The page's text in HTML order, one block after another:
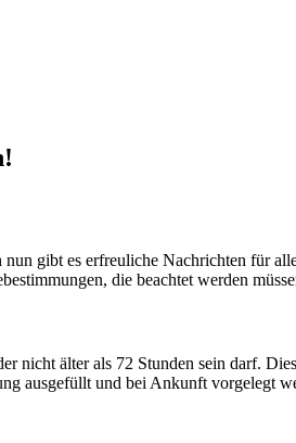
gibt es erfreuliche Nachrichten für
die beachtet werden
nicht älter als 72 Stunden sein darf.
ausgefüllt und bei Ankunft vorgelegt